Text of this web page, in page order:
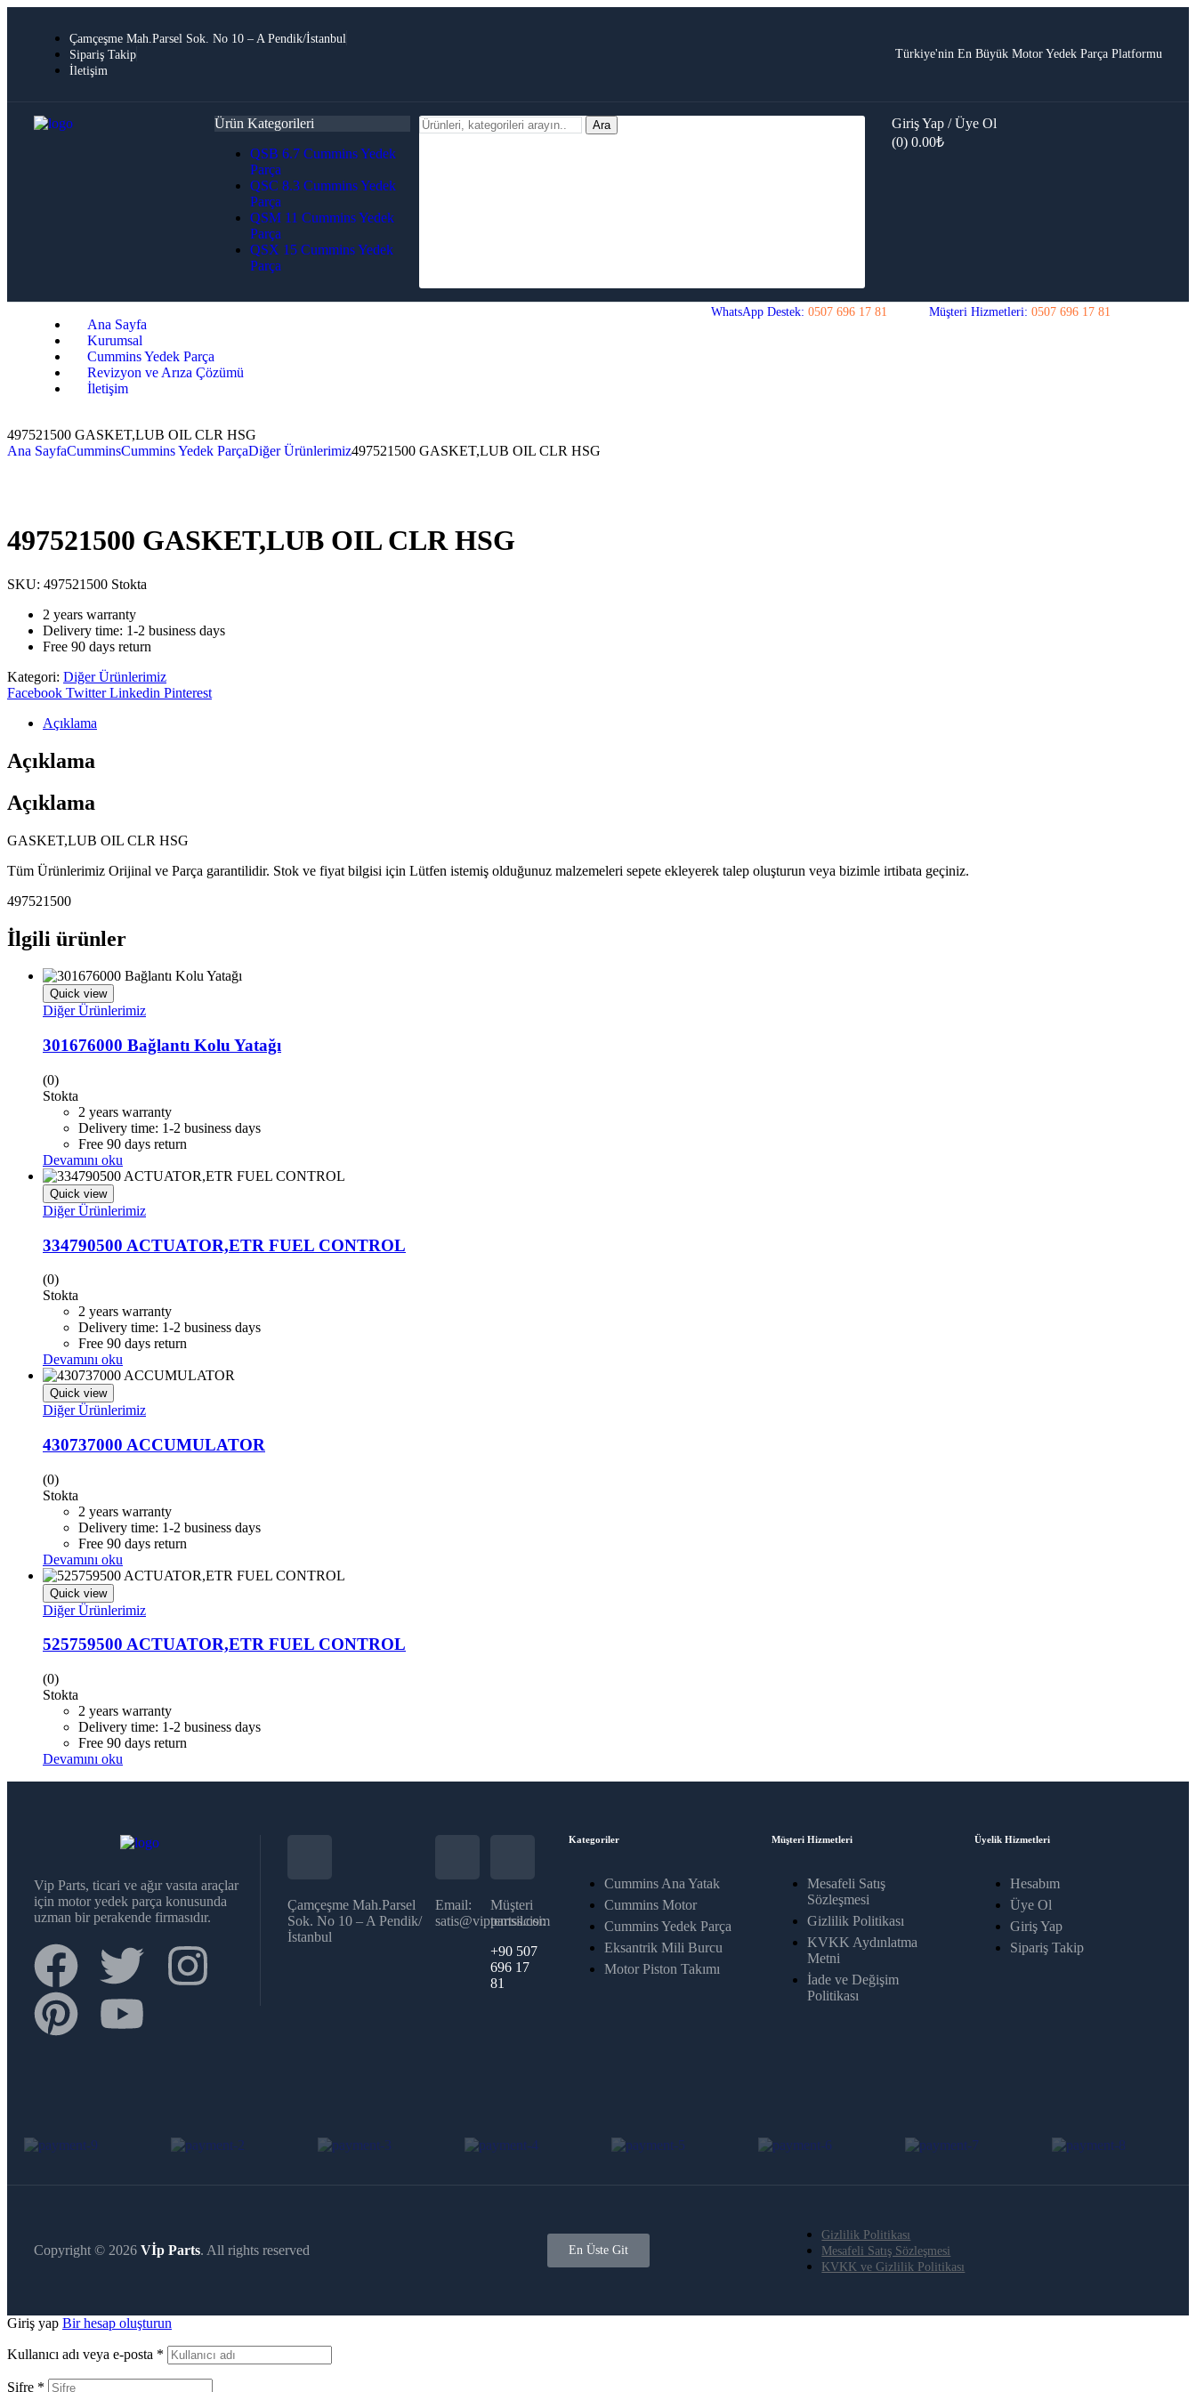
Çamçeşme Mah.Parsel Sok. No 10 – A Pendik/İstanbul
Sipariş Takip
İletişim
Türkiye'nin En Büyük Motor Yedek Parça Platformu
Ürün Kategorileri
QSB 6.7 Cummins Yedek
Parça
QSC 8.3 Cummins Yedek
Parça
QSM 11 Cummins Yedek
Parça
QSX 15 Cummins Yedek
Parça
Ara
Giriş Yap / Üye Ol
(0) 0.00₺
Ana Sayfa
Kurumsal
Cummins Yedek Parça
Revizyon ve Arıza Çözümü
İletişim
WhatsApp Destek: 0507 696 17 81 Müşteri Hizmetleri: 0507 696 17 81
497521500 GASKET,LUB OIL CLR HSG
Ana SayfaCumminsCummins Yedek ParçaDiğer Ürünlerimiz497521500 GASKET,LUB OIL CLR HSG
497521500 GASKET,LUB OIL CLR HSG
SKU: 497521500 Stokta
2 years warranty
Delivery time: 1-2 business days
Free 90 days return
Kategori: Diğer Ürünlerimiz
Facebook Twitter Linkedin Pinterest
Açıklama
Açıklama
Açıklama
GASKET,LUB OIL CLR HSG
Tüm Ürünlerimiz Orijinal ve Parça garantilidir. Stok ve fiyat bilgisi için Lütfen istemiş olduğunuz malzemeleri sepete ekleyerek talep oluşturun veya bizimle irtibata geçiniz.
497521500
İlgili ürünler
Quick view
Diğer Ürünlerimiz
301676000 Bağlantı Kolu Yatağı
(0)
Stokta
2 years warranty
Delivery time: 1-2 business days
Free 90 days return
Devamını oku
Quick view
Diğer Ürünlerimiz
334790500 ACTUATOR,ETR FUEL CONTROL
(0)
Stokta
2 years warranty
Delivery time: 1-2 business days
Free 90 days return
Devamını oku
Quick view
Diğer Ürünlerimiz
430737000 ACCUMULATOR
(0)
Stokta
2 years warranty
Delivery time: 1-2 business days
Free 90 days return
Devamını oku
Quick view
Diğer Ürünlerimiz
525759500 ACTUATOR,ETR FUEL CONTROL
(0)
Stokta
2 years warranty
Delivery time: 1-2 business days
Free 90 days return
Devamını oku
Vip Parts, ticari ve ağır vasıta araçlar
için motor yedek parça konusunda
uzman bir perakende firmasıdır.
Çamçeşme Mah.Parsel
Sok. No 10 – A Pendik/
İstanbul
Email:
satis@vippartss.com
Müşteri
temsilcisi:
+90 507
696 17
81
Kategoriler
Cummins Ana Yatak
Cummins Motor
Cummins Yedek Parça
Eksantrik Mili Burcu
Motor Piston Takımı
Müşteri Hizmetleri
Mesafeli Satış
Sözleşmesi
Gizlilik Politikası
KVKK Aydınlatma
Metni
İade ve Değişim
Politikası
Üyelik Hizmetleri
Hesabım
Üye Ol
Giriş Yap
Sipariş Takip
Copyright © 2026 Vİp Parts. All rights reserved En Üste Git
Gizlilik Politikası
Mesafeli Satış Sözleşmesi
KVKK ve Gizlilik Politikası
Giriş yap Bir hesap oluşturun
Kullanıcı adı veya e-posta *
Şifre *